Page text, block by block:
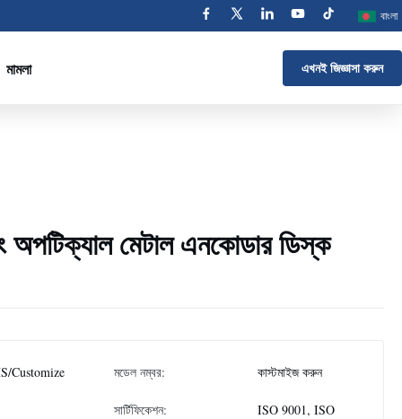
বাংলা
মামলা এখনই জিজ্ঞাসা করুন
অপটিক্যাল মেটাল এনকোডার ডিস্ক
Customize মডেল নম্বর: কাস্টমাইজ করুন
সার্টিফিকেশন:
ISO 9001, ISO